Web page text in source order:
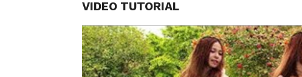
VIDEO TUTORIAL